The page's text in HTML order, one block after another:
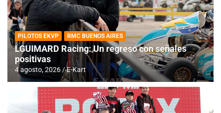
PILOTOS EKVP RMC BUENOS AIRES
LGUIMARD Racing: Un regreso con señales
positivas
4 agosto, 2026 E-Kart